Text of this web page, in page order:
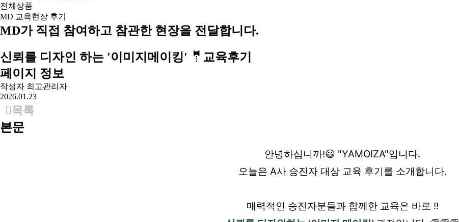
전체상품
MD 교육현장 후기
MD가 직접 참여하고 참관한 현장을 전달합니다.
신뢰를 디자인 하는 '이미지메이킹' 🤵교육후기
페이지 정보
작성자 최고관리자
2026.01.23
목록
본문
안녕하십니까!😃 "YAMOIZA"입니다.
오늘은 A사 승진자 대상 교육 후기를 소개합니다.
매력적인 승진자분들과 함께한 교육은 바로 !!